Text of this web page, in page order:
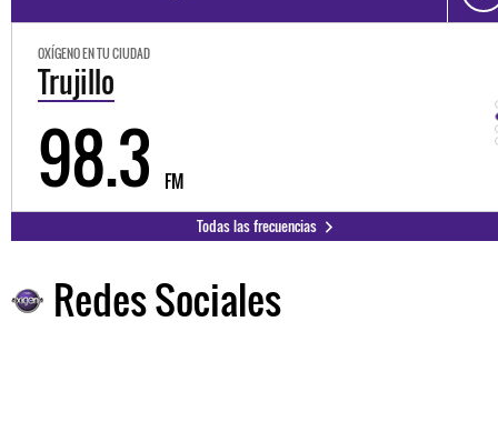
OXÍGENO EN TU CIUDAD
Trujillo
98.3 FM
Todas las frecuencias
Redes Sociales